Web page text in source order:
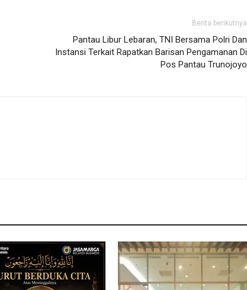
Berita berikutnya
Pantau Libur Lebaran, TNI Bersama Polri Dan
Instansi Terkait Rapatkan Barisan Pengamanan Di
Pos Pantau Trunojoyo